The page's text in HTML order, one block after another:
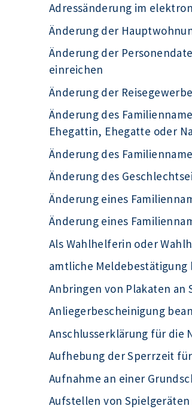
Adressänderung im
Änderung der
Änderung der
einreichen
Änderung der
Änderung des
Ehegattin, Ehegatte oder
Änderung des
Änderung des
Änderung eines
Änderung eines
Als Wahlhelferin oder
amtliche Meldebestätigung
Anbringen von Plakaten an
Anliegerbescheinigung
Anschlusserklärung für die
Aufhebung der Sperrzeit
Aufnahme an einer
Aufstellen von